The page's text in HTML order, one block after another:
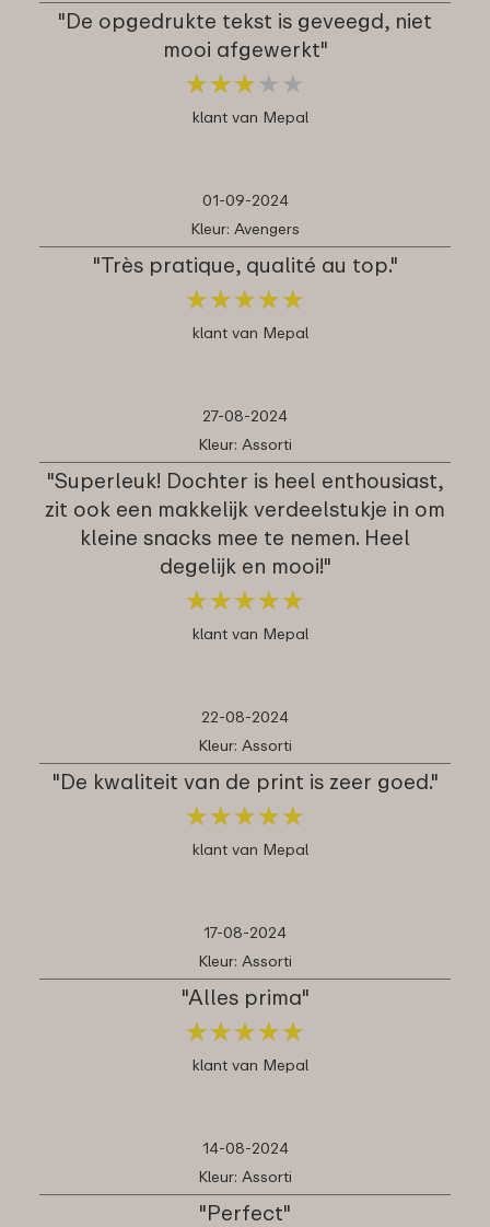
"De opgedrukte tekst is geveegd, niet
mooi afgewerkt"
★★★ ★ ★
★★★ ★ ★
klant van Mepal
01-09-2024
Kleur: Avengers
"Très pratique, qualité au top."
★★★★★
★★★★★
klant van Mepal
27-08-2024
Kleur: Assorti
"Superleuk! Dochter is heel enthousiast,
zit ook een makkelijk verdeelstukje in om
kleine snacks mee te nemen. Heel
degelijk en mooi!"
★★★★★
★★★★★
klant van Mepal
22-08-2024
Kleur: Assorti
"De kwaliteit van de print is zeer goed."
★★★★★
★★★★★
klant van Mepal
17-08-2024
Kleur: Assorti
"Alles prima"
★★★★★
★★★★★
klant van Mepal
14-08-2024
Kleur: Assorti
"Perfect"